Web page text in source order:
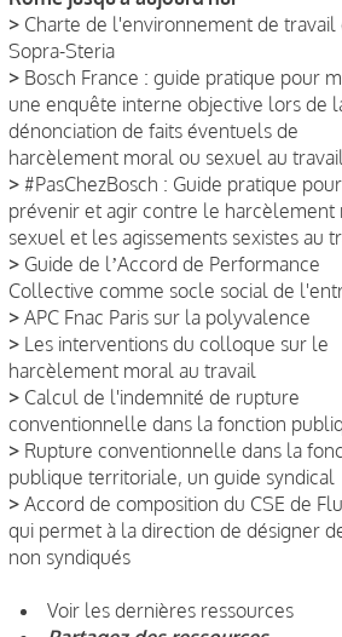
> Charte de l'environnement de travail
Sopra-Steria
> Bosch France : guide pratique pour
une enquête interne objective lors de
dénonciation de faits éventuels de
harcèlement moral ou sexuel au travail
> #PasChezBosch : Guide pratique pour
prévenir et agir contre le harcèlement
sexuel et les agissements sexistes au
> Guide de lʼAccord de Performance
Collective comme socle social de
> APC Fnac Paris sur la polyvalence
> Les interventions du colloque sur le
harcèlement moral au travail
> Calcul de l'indemnité de rupture
conventionnelle dans la fonction
> Rupture conventionnelle dans la
publique territoriale, un guide syndical
> Accord de composition du CSE de
qui permet à la direction de désigner
non syndiqués
Voir les dernières ressources